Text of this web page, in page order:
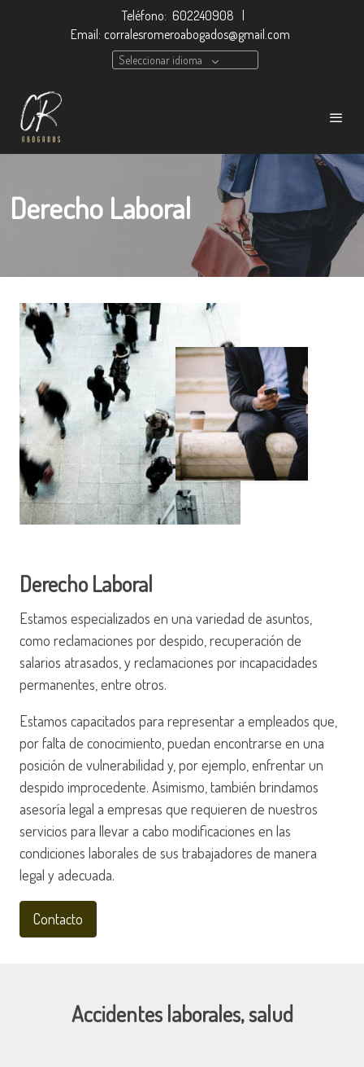
Teléfono: 602240908
Email: corralesromeroabogados@gmail.com
Seleccionar idioma
Derecho Laboral
Derecho Laboral
Estamos especializados en una variedad de asuntos,
como reclamaciones por despido, recuperación de
salarios atrasados, y reclamaciones por incapacidades
permanentes, entre otros.
Estamos capacitados para representar a empleados que,
por falta de conocimiento, puedan encontrarse en una
posición de vulnerabilidad y, por ejemplo, enfrentar un
despido improcedente. Asimismo, también brindamos
asesoría legal a empresas que requieren de nuestros
servicios para llevar a cabo modificaciones en las
condiciones laborales de sus trabajadores de manera
legal y adecuada.
Contacto
Accidentes laborales, salud